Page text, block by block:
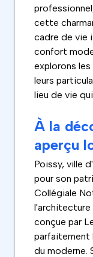
cette
cadre de vie
confort
explorons
leurs
lieu de vie
À la
aperçu
Poissy, ville
pour son
Collégiale
l'architecture
conçue par
parfaitement
du moderne.